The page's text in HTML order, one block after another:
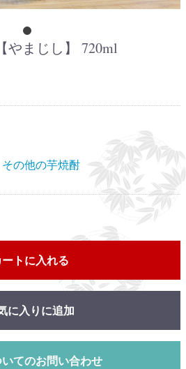
やまじし】 720ml
その他の芋焼酎
ートに入れる
に入りに追加
てのお問い合わせ